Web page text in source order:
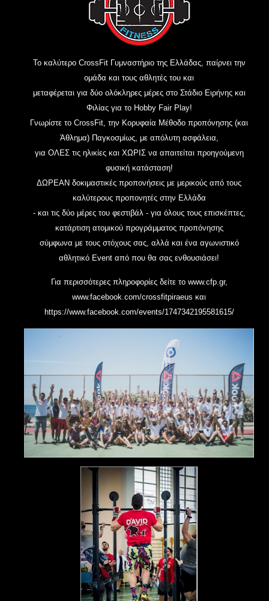
Το καλύτερο CrossFit Γυμναστήριο της Ελλάδας, παίρνει την
ομάδα και τους αθλητές του και
μεταφέρεται για δύο ολόκληρες μέρες στο Στάδιο Ειρήνης και
Φιλίας για το Hobby Fair Play!
Γνωρίστε το CrossFit, την Κορυφαία Μέθοδο προπόνησης (και
Άθλημα) Παγκοσμίως, με απόλυτη ασφάλεια,
για ΟΛΕΣ τις ηλικίες και ΧΩΡΙΣ να απαιτείται προηγούμενη
φυσική κατάσταση!
ΔΩΡΕΑΝ δοκιμαστικές προπονήσεις με μερικούς από τους
καλύτερους προπονητές στην Ελλάδα
- και τις δύο μέρες του φεστιβάλ - για όλους τους επισκέπτες,
κατάρτιση ατομικού προγράμματος προπόνησης
σύμφωνα με τους στόχους σας, αλλά και ένα αγωνιστικό
αθλητικό Event από που θα σας ενθουσιάσει!
Για περισσότερες πληροφορίες δείτε το www.cfp.gr,
www.facebook.com/crossfitpiraeus και
https://www.facebook.com/events/1747342195581615/